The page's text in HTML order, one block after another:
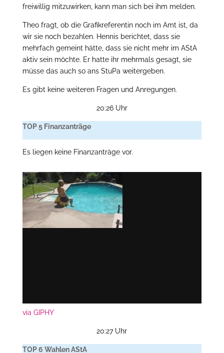
freiwillig mitzuwirken, kann man sich bei ihm melden.
Theo fragt, ob die Grafikreferentin noch im Amt ist, da
wir sie noch bezahlen. Hennis berichtet, dass sie
mehrfach gemeint hätte, dass sie nicht mehr im AStA
aktiv sein möchte. Er hatte ihr mehrmals gesagt, sie
müsse das auch so ans StuPa weitergeben.
Es gibt keine weiteren Fragen und Anregungen.
20:26 Uhr
TOP 5 Finanzanträge
Es liegen keine Finanzanträge vor.
via GIPHY
20:27 Uhr
TOP 6 Wahlen AStA